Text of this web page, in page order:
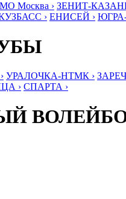
Москва › ЗЕНИТ-
› ЕНИСЕЙ ›
УРАЛОЧКА-НТМК ›
› СПАРТА ›